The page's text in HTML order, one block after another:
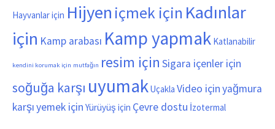
Hayvanlar için Hijyen içmek için Kadınlar
için Kamp arabası Kamp yapmak Katlanabilir
kendini korumak için mutfağın resim için Sigara içenler için
soğuğa karşı uyumakUçakla Video içinyağmura
karşıyemek için Yürüyüş için Çevre dostu İzotermal